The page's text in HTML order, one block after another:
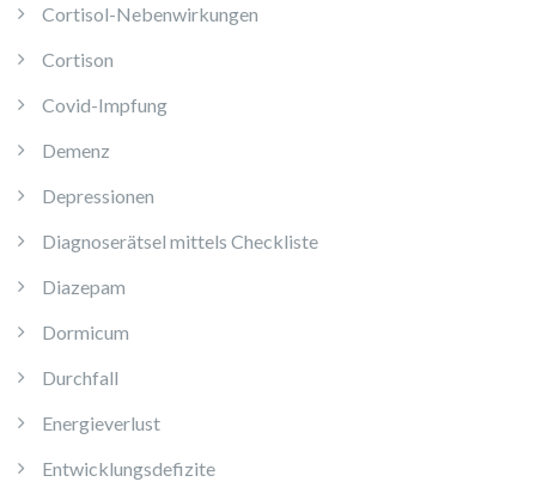
Cortisol-Nebenwirkungen
Cortison
Covid-Impfung
Demenz
Depressionen
Diagnoserätsel mittels Checkliste
Diazepam
Dormicum
Durchfall
Energieverlust
Entwicklungsdefizite